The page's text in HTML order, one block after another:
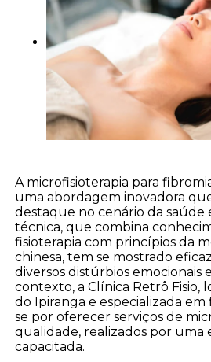
A microfisioterapia para
uma abordagem inovadora
destaque no cenário da saúde
técnica, que combina
fisioterapia com princípios da
chinesa, tem se mostrado
diversos distúrbios emocionais
contexto, a Clínica Retrô Fisio,
do Ipiranga e especializada em
se por oferecer serviços de
qualidade, realizados por
capacitada.